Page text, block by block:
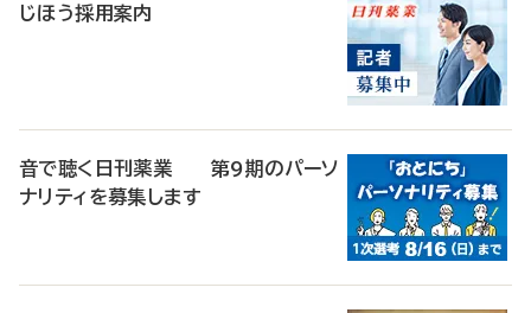
じほう採用案内
音で聴く日刊薬業 第9期のパーソ
ナリティを募集します